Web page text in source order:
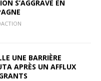
S’AGGRAVE EN
UNE BARRIÈRE
APRÈS UN AFFLUX